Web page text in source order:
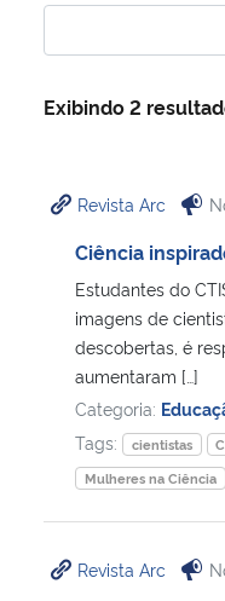
Ministério da Infraestrutura
Ministério da Cidadania
Ministério de Minas e Energia
Ministério do Meio Ambiente
Ministério do Turismo
Exibindo 2
Revista Arc
Ciência
Estudantes do
imagens de
descobertas, é
aumentaram […]
Categoria:
Tags:
cientistas
Mulheres na Ciência
Revista Arc